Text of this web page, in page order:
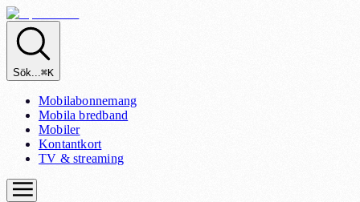
Sök...⌘K
Mobilabonnemang
Mobila bredband
Mobiler
Kontantkort
TV & streaming